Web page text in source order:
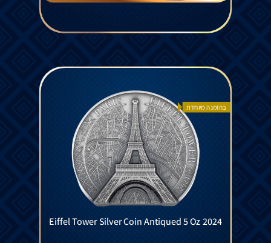
בהזמנה מיוחדת
Eiffel Tower Silver Coin Antiqued 5 Oz 2024